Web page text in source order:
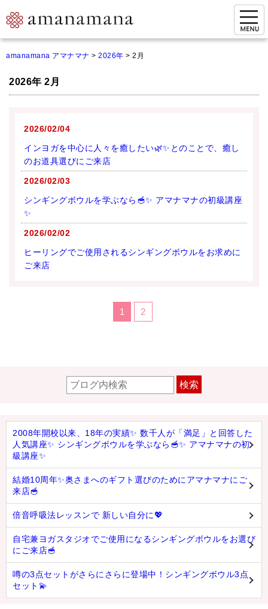
ご来店予約（実店舗）
オンライン相談&購入
シンギングボウル講座
倍音呼吸法レッスン
オンラインショップ
商品一覧
チベット・シンギングボウル
人気の3点セット
特大シンギングボウル・特殊柄
スティック・マレット・リング（台座）
アマナマナのティンシャ
●プレミアム・ティンシャ（L・M）
●ベーシック・ティンシャ（4種）
ティンシャケース
チベット・真マントラ香
●お香定期購入（ラクとくサブスク）
amanamana アマナマナ > 2026年 > 2月
2026年 2月
2026/02/04
インヨガを中心に人々を癒したい🌿✨とのことで、癒し
のお道具選びにご来店
2026/02/03
シンギングボウルを学ぶなら🥣✨ アマナマナの初級講座
✨
2026/02/02
ヒーリングでご使用されるシンギングボウルをお求めに
ご来店
1 2
検索
2008年開校以来、18年の実績✨ 数千人が「満足」と回答した
人気講座✨ シンギングボウルを学ぶなら🥣✨ アマナマナの初
級講座✨
結婚10周年✨奥さまへのギフト選びのためにアマナマナにご
来店🥣
倍音呼吸法レッスンで 新しい自分に💖
自宅兼ヨガスタジオでご使用になるシンギングボウルをお選び
にご来店🥣
噂の3点セットがさらにさらに登場中！シンギングボウル3点
セット💫